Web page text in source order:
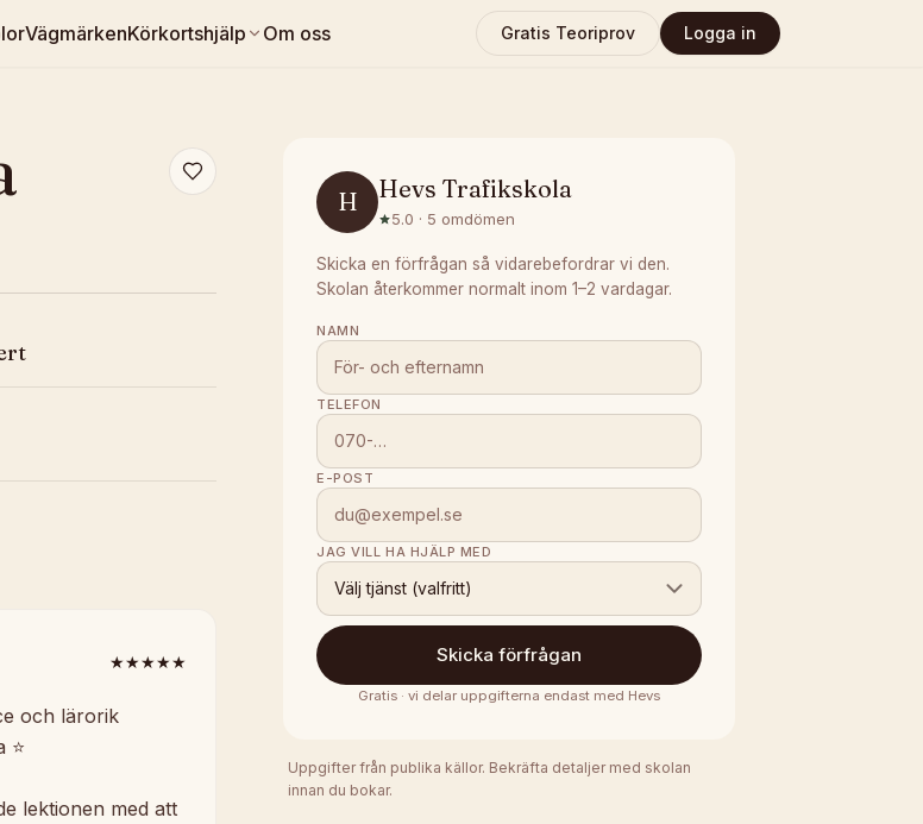
VägmärkenKörkortshjälp Om oss Gratis Teoriprov Logga in
★★★★★
och lärorik
lektionen med att
H Hevs Trafikskola
5.0 · 5 omdömen
Skicka en förfrågan så vidarebefordrar vi den.
Skolan återkommer normalt inom 1–2 vardagar.
NAMN
TELEFON
E-POST
JAG VILL HA HJÄLP MED
Välj tjänst (valfritt)
Skicka förfrågan
Gratis · vi delar uppgifterna endast med Hevs
Uppgifter från publika källor. Bekräfta detaljer med skolan
innan du bokar.